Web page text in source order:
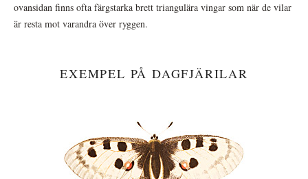
ovansidan finns ofta färgstarka brett triangulära vingar som när de vilar
är resta mot varandra över ryggen.
EXEMPEL PÅ DAGFJÄRILAR